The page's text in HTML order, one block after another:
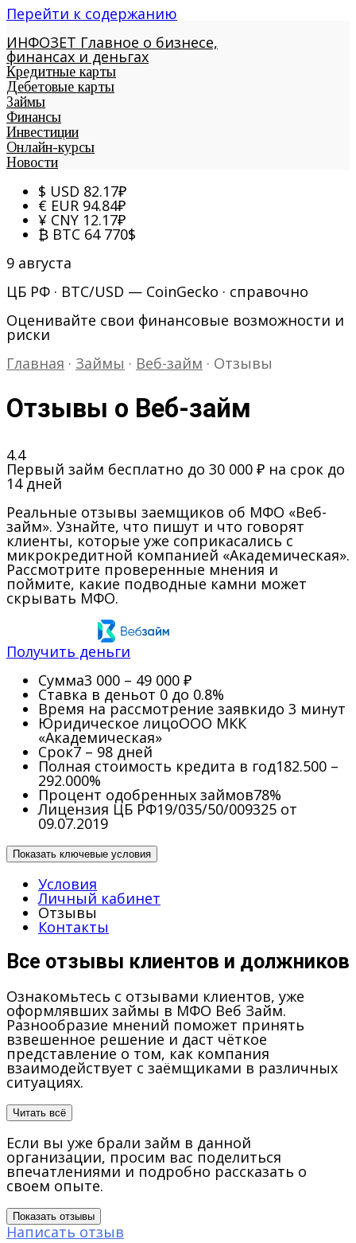
Перейти к содержанию
ИНФОЗЕТ Главное о бизнесе,
финансах и деньгах
Кредитные карты
Дебетовые карты
Займы
Финансы
Инвестиции
Онлайн-курсы
Новости
$ USD 82.17₽
€ EUR 94.84₽
¥ CNY 12.17₽
₿ BTC 64 770$
9 августа
ЦБ РФ · BTC/USD — CoinGecko · справочно
Оценивайте свои финансовые возможности и
риски
Главная · Займы · Веб-займ · Отзывы
Отзывы о Веб-займ
4.4
Первый займ бесплатно до 30 000 ₽ на срок до
14 дней
Реальные отзывы заемщиков об МФО «Веб-
займ». Узнайте, что пишут и что говорят
клиенты, которые уже соприкасались с
микрокредитной компанией «Академическая».
Рассмотрите проверенные мнения и
поймите, какие подводные камни может
скрывать МФО.
Получить деньги
Сумма3 000 – 49 000 ₽
Ставка в деньот 0 до 0.8%
Время на рассмотрение заявкидо 3 минут
Юридическое лицоООО МКК
«Академическая»
Срок7 – 98 дней
Полная стоимость кредита в год182.500 –
292.000%
Процент одобренных займов78%
Лицензия ЦБ РФ19/035/50/009325 от
09.07.2019
Показать ключевые условия
Условия
Личный кабинет
Отзывы
Контакты
Все отзывы клиентов и должников
Ознакомьтесь с отзывами клиентов, уже
оформлявших займы в МФО Веб Займ.
Разнообразие мнений поможет принять
взвешенное решение и даст чёткое
представление о том, как компания
взаимодействует с заёмщиками в различных
ситуациях.
Читать всё
Если вы уже брали займ в данной
организации, просим вас поделиться
впечатлениями и подробно рассказать о
своем опыте.
Показать отзывы
Написать отзыв